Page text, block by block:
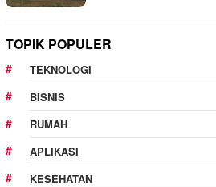
TOPIK POPULER
TEKNOLOGI
BISNIS
RUMAH
APLIKASI
KESEHATAN